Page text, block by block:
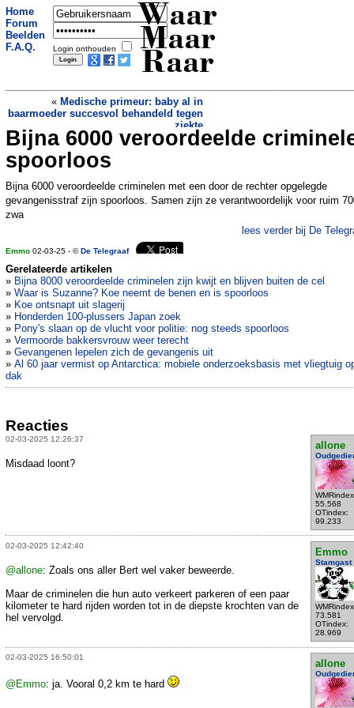
Home
Forum
Beelden
F.A.Q.
Login onthouden
Waar
Maar
Raar
« Medische primeur: baby al in
baarmoeder succesvol behandeld tegen
ziekte
Inwoners Haarlemmermeer verbaasd nu
gemeente na decennia gaat handhaven
Bijna 6000 veroordeelde
spoorloos
Bijna 6000 veroordeelde criminelen met een door de rechter opgelegde
gevangenisstraf zijn spoorloos. Samen zijn ze verantwoordelijk voor ruim
zwa
lees verder bij De
Emmo 02-03-25 - ©De Telegraaf
Gerelateerde artikelen
» Bijna 8000 veroordeelde criminelen zijn kwijt en blijven buiten de cel
» Waar is Suzanne? Koe neemt de benen en is spoorloos
» Koe ontsnapt uit slagerij
» Honderden 100-plussers Japan zoek
» Pony's slaan op de vlucht voor politie: nog steeds spoorloos
» Vermoorde bakkersvrouw weer terecht
» Gevangenen lepelen zich de gevangenis uit
» Al 60 jaar vermist op Antarctica: mobiele onderzoeksbasis met vliegtuig
dak
Reacties
02-03-2025 12:26:37
allone
55.568
OTindex:
99.233
Misdaad loont?
02-03-2025 12:42:40
Emmo
Stamgast
73.581
OTindex:
28.969
@allone: Zoals ons aller Bert wel vaker beweerde.
Maar de criminelen die hun auto verkeert parkeren of een paar
kilometer te hard rijden worden tot in de diepste krochten van de
hel vervolgd.
02-03-2025 16:50:01
allone
@Emmo: ja. Vooral 0,2 km te hard